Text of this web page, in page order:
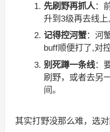
先刷野再抓人：
升到3级再去线上
记得控河蟹：河
buff顺便打了,对
别死蹲一条线：
刷野，或者去另
间。
其实打野没那么难，选